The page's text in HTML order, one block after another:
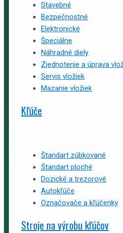
Stavebné
Bezpečnostné
Elektronické
Špeciálne
Náhradné diely
Zjednotenie a úprava
Servis vložiek
Mazanie vložiek
Kľúče
Štandart zúbkované
Štandart ploché
Dozické a trezorové
Autokľúče
Označovače a kľúčenky
Stroje na výrobu kľúčov